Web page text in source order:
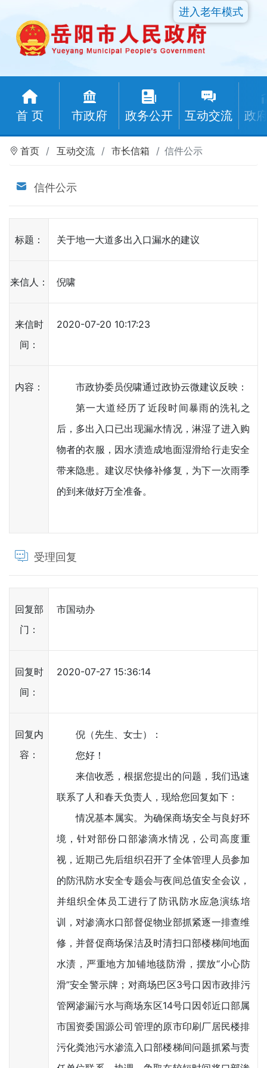
首 页 市政府 政务公开 互动交流 政
进入老年模式
首页 互动交流 市长信箱 信件公示
信件公示
标题： 关于地一大道多出入口漏水的建议
来信人： 倪啸
来信时
间：
2020-07-20 10:17:23
内容：
市政协委员倪啸通过政协云微建议反映：
第一大道经历了近段时间暴雨的洗礼之
后，多出入口已出现漏水情况，淋湿了进入购
物者的衣服，因水渍造成地面湿滑给行走安全
带来隐患。建议尽快修补修复，为下一次雨季
的到来做好万全准备。
受理回复
回复部
门：
市国动办
回复时
间：
2020-07-27 15:36:14
回复内
容：
倪（先生、女士）：
您好！
来信收悉，根据您提出的问题，我们迅速
联系了人和春天负责人，现给您回复如下：
情况基本属实。为确保商场安全与良好环
境，针对部份口部渗滴水情况，公司高度重
视，近期己先后组织召开了全体管理人员参加
的防汛防水安全专题会与夜间总值安全会议，
并组织全体员工进行了防讯防水应急演练培
训，对渗滴水口部督促物业部抓紧逐一排查维
修，并督促商场保洁及时清扫口部楼梯间地面
水渍，严重地方加铺地毯防滑，摆放“小心防
滑”安全警示牌；对商场巴区3号口因市政排污
管网渗漏污水与商场东区14号口因邻近口部属
市国资委国源公司管理的原市印刷厂居民楼排
污化粪池污水渗流入口部楼梯间问题抓紧与责